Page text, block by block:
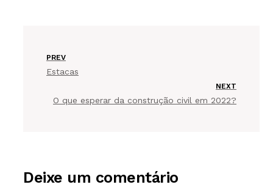
PREV
Estacas
NEXT
O que esperar da construção civil em 2022?
Deixe um comentário